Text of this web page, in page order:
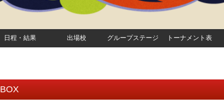
日程・結果 出場校 グループステージ トーナメント表
BOX